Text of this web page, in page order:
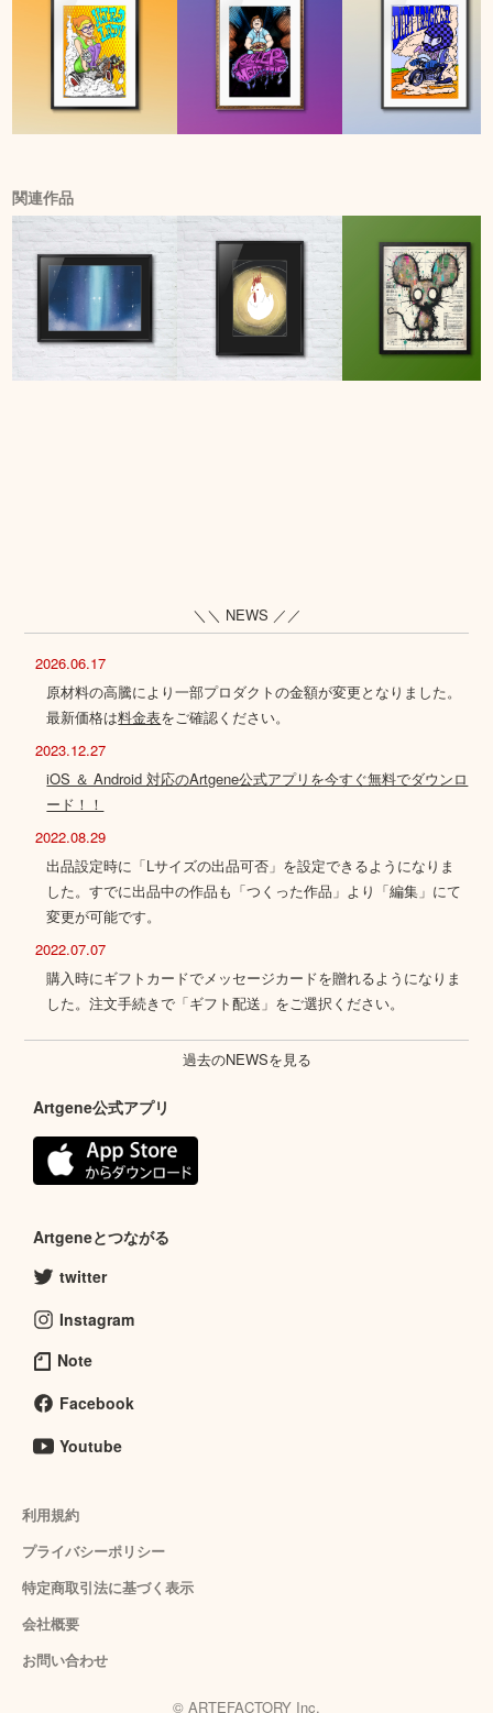
関連作品
＼＼ NEWS ／／
2026.06.17
原材料の高騰により一部プロダクトの金額が変更となりました。
最新価格は料金表をご確認ください。
2023.12.27
iOS ＆ Android 対応のArtgene公式アプリを今すぐ無料でダウンロ
ード！！
2022.08.29
出品設定時に「Lサイズの出品可否」を設定できるようになりま
した。すでに出品中の作品も「つくった作品」より「編集」にて
変更が可能です。
2022.07.07
購入時にギフトカードでメッセージカードを贈れるようになりま
した。注文手続きで「ギフト配送」をご選択ください。
過去のNEWSを見る
Artgene公式アプリ
Artgeneとつながる
twitter
Instagram
Note
Facebook
Youtube
利用規約
プライバシーポリシー
特定商取引法に基づく表示
会社概要
お問い合わせ
© ARTEFACTORY Inc.